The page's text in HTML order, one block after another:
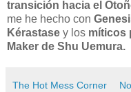
transición hacia el
me he hecho con
Kérastase y los míticos
Maker de Shu Uemura.
The Hot Mess Corner